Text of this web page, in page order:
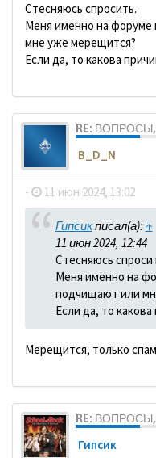
Стесняюсь спросить.
Меня именно на
мне уже мерещится?
Если да, то какова
RE:
B_D_N
- 11 июн 2024, 13:02
Гипсикписал(а): ↑
11 июн 2024, 12:44
Стесняюсь
Меня именно на
подчищают или
Если да, то какова
Мерещится, только
RE:
Гипсик